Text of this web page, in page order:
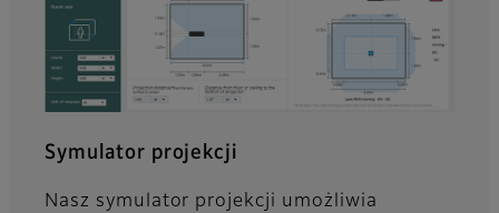
Symulator projekcji
Nasz symulator projekcji umożliwia